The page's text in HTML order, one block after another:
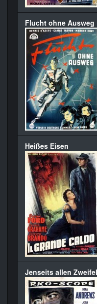
Flucht ohne Ausweg
Heißes Eisen
Jenseits allen